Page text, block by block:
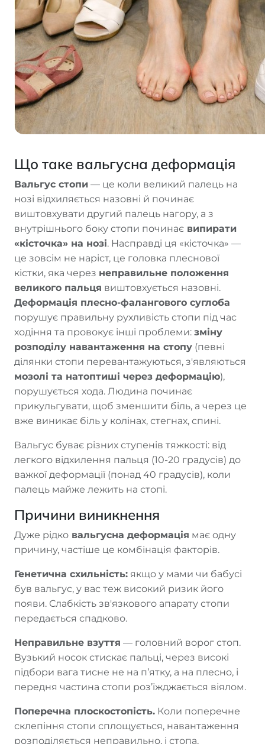
Що таке вальгусна деформація
Вальгус стопи — це коли великий палець на
нозі відхиляється назовні й починає
виштовхувати другий палець нагору, а з
внутрішнього боку стопи починає випирати
«кісточка» на нозі. Насправді ця «кісточка» —
це зовсім не наріст, це головка плеснової
кістки, яка через неправильне положення
великого пальця виштовхується назовні.
Деформація плесно-фалангового суглоба
порушує правильну рухливість стопи під час
ходіння та провокує інші проблеми: зміну
розподілу навантаження на стопу (певні
ділянки стопи перевантажуються, з'являються
мозолі та натоптиші через деформацію),
порушується хода. Людина починає
прикульгувати, щоб зменшити біль, а через це
вже виникає біль у колінах, стегнах, спині.
Вальгус буває різних ступенів тяжкості: від
легкого відхилення пальця (10-20 градусів) до
важкої деформації (понад 40 градусів), коли
палець майже лежить на стопі.
Причини виникнення
Дуже рідко вальгусна деформація має одну
причину, частіше це комбінація факторів.
Генетична схильність: якщо у мами чи бабусі
був вальгус, у вас теж високий ризик його
появи. Слабкість зв'язкового апарату стопи
передається спадково.
Неправильне взуття — головний ворог стоп.
Вузький носок стискає пальці, через високі
підбори вага тисне не на п’ятку, а на плесно, і
передня частина стопи роз’їжджається віялом.
Поперечна плоскостопість. Коли поперечне
склепіння стопи сплощується, навантаження
розподіляється неправильно, і стопа,